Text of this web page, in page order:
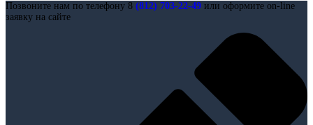
Позвоните нам по телефону 8 (812) 703-22-49 или оформите on-line
заявку на сайте